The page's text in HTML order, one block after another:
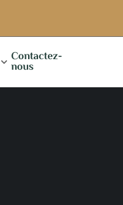
Contactez-
nous